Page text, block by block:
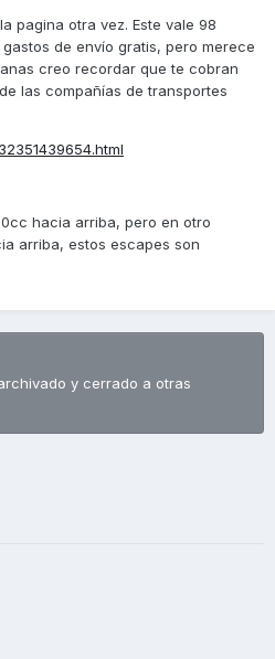
pagina otra vez. Este vale 98
de envío gratis, pero merece
creo recordar que te cobran
las compañías de transportes
hacia arriba, pero en otro
arriba, estos escapes son
y cerrado a otras